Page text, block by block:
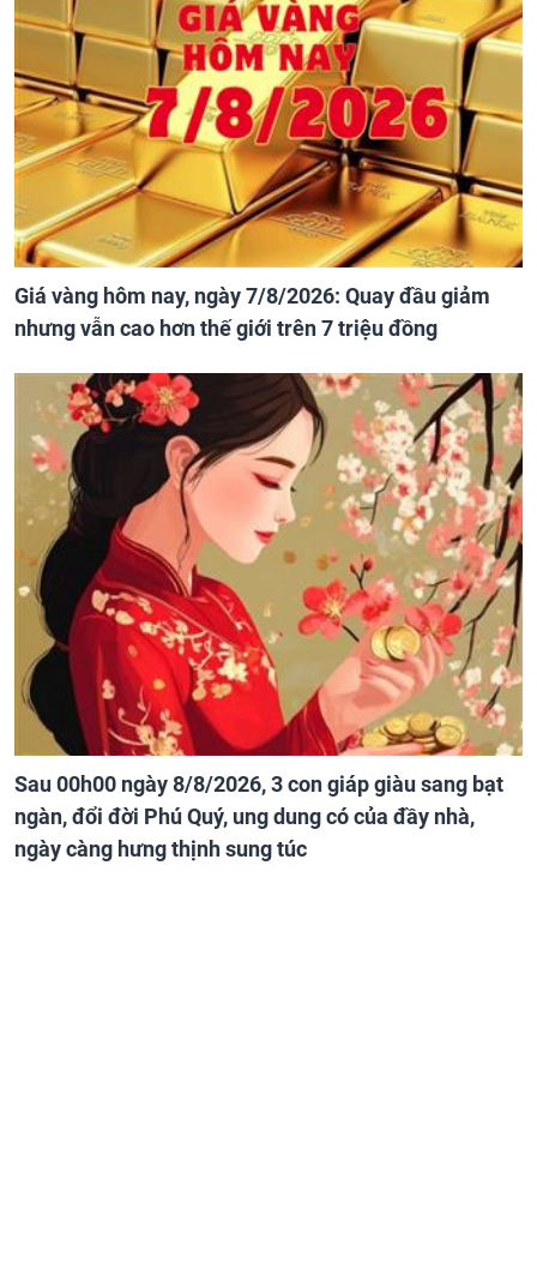
Giá vàng hôm nay, ngày 7/8/2026: Quay đầu giảm
nhưng vẫn cao hơn thế giới trên 7 triệu đồng
Sau 00h00 ngày 8/8/2026, 3 con giáp giàu sang bạt
ngàn, đổi đời Phú Quý, ung dung có của đầy nhà,
ngày càng hưng thịnh sung túc